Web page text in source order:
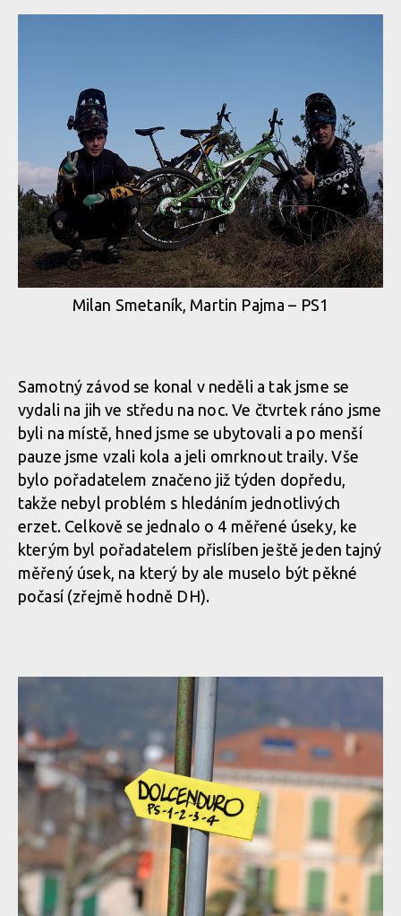
Milan Smetaník, Martin Pajma – PS1
Samotný závod se konal v neděli a tak jsme se
vydali na jih ve středu na noc. Ve čtvrtek ráno jsme
byli na místě, hned jsme se ubytovali a po menší
pauze jsme vzali kola a jeli omrknout traily. Vše
bylo pořadatelem značeno již týden dopředu,
takže nebyl problém s hledáním jednotlivých
erzet. Celkově se jednalo o 4 měřené úseky, ke
kterým byl pořadatelem přislíben ještě jeden tajný
měřený úsek, na který by ale muselo být pěkné
počasí (zřejmě hodně DH).